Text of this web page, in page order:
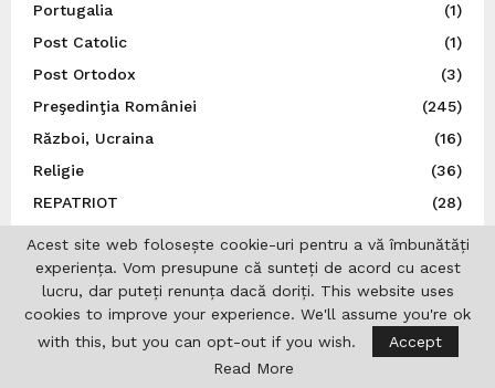
Portugalia
(1)
Post Catolic
(1)
Post Ortodox
(3)
Preşedinţia României
(245)
Război, Ucraina
(16)
Religie
(36)
REPATRIOT
(28)
(847)
S.U.A.
(37)
San Marino
(1)
(6)
Sărbătoare românească
(5)
Acest site web folosește cookie-uri pentru a vă îmbunătăți
experiența. Vom presupune că sunteți de acord cu acest
lucru, dar puteți renunța dacă doriți. This website uses
cookies to improve your experience. We'll assume you're ok
with this, but you can opt-out if you wish.
Accept
Read More